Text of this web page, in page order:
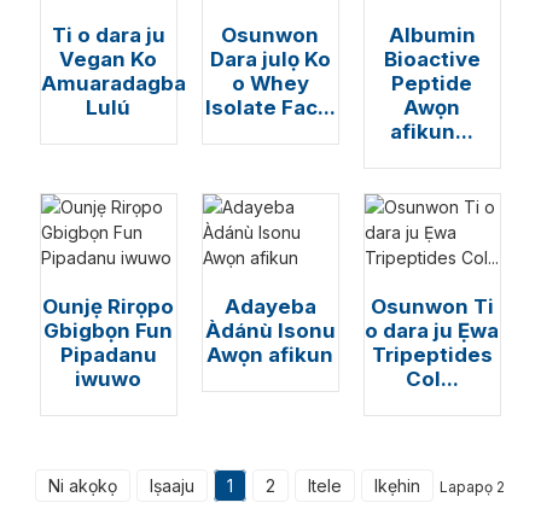
Ti o dara ju
Vegan Ko
Amuaradagba
Lulú
Osunwon
Dara julọ Ko
o Whey
Isolate Fac...
Albumin
Bioactive
Peptide
Awọn
afikun...
Ounjẹ Rirọpo
Gbigbọn Fun
Pipadanu
iwuwo
Adayeba
Àdánù Isonu
Awọn afikun
Osunwon Ti
o dara ju Ẹwa
Tripeptides
Col...
Ni akọkọ Iṣaaju 1 2 Itele Ikẹhin Lapapọ 2